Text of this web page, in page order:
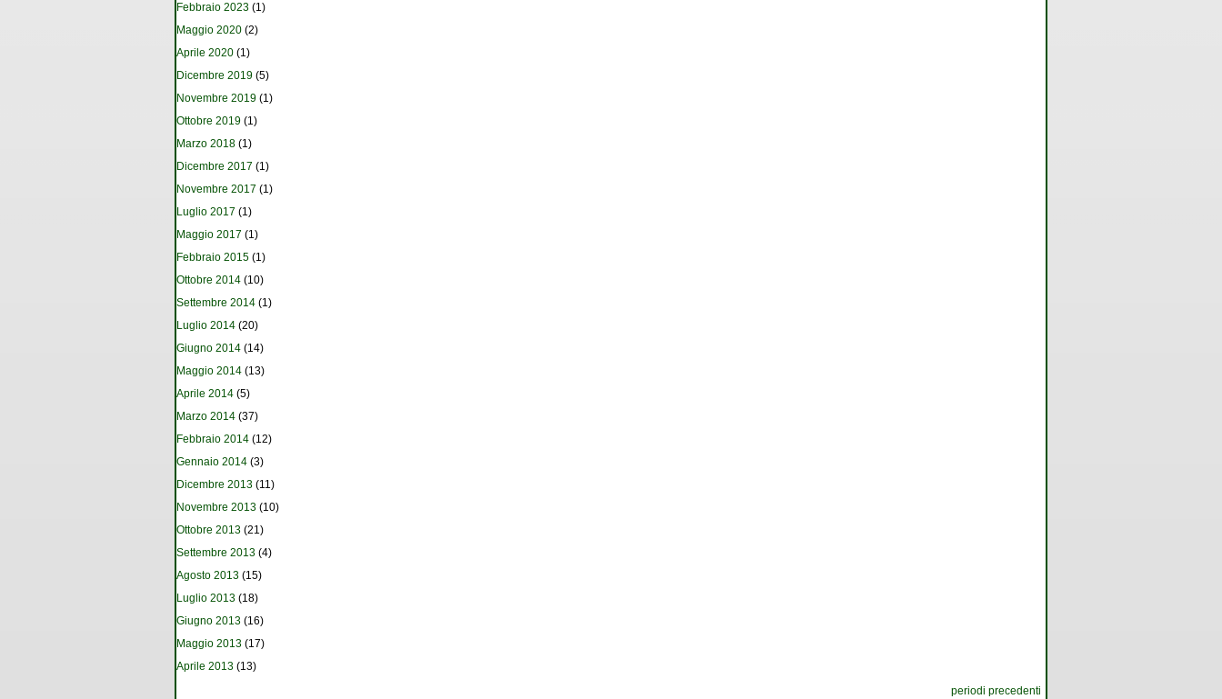
Febbraio 2023 (1)
Maggio 2020 (2)
Aprile 2020 (1)
Dicembre 2019 (5)
Novembre 2019 (1)
Ottobre 2019 (1)
Marzo 2018 (1)
Dicembre 2017 (1)
Novembre 2017 (1)
Luglio 2017 (1)
Maggio 2017 (1)
Febbraio 2015 (1)
Ottobre 2014 (10)
Settembre 2014 (1)
Luglio 2014 (20)
Giugno 2014 (14)
Maggio 2014 (13)
Aprile 2014 (5)
Marzo 2014 (37)
Febbraio 2014 (12)
Gennaio 2014 (3)
Dicembre 2013 (11)
Novembre 2013 (10)
Ottobre 2013 (21)
Settembre 2013 (4)
Agosto 2013 (15)
Luglio 2013 (18)
Giugno 2013 (16)
Maggio 2013 (17)
Aprile 2013 (13)
periodi precedenti